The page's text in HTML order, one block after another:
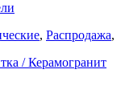
, Распродажа,
/ Керамогранит